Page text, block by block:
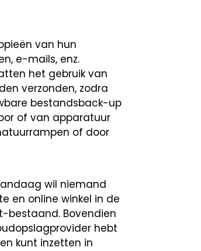
van hun
e-mails, enz.
het gebruik van
verzonden, zodra
bestandsback-up
of van apparatuur
of door
wil niemand
en online winkel in de
bestaand. Bovendien
hebt
kunt inzetten in